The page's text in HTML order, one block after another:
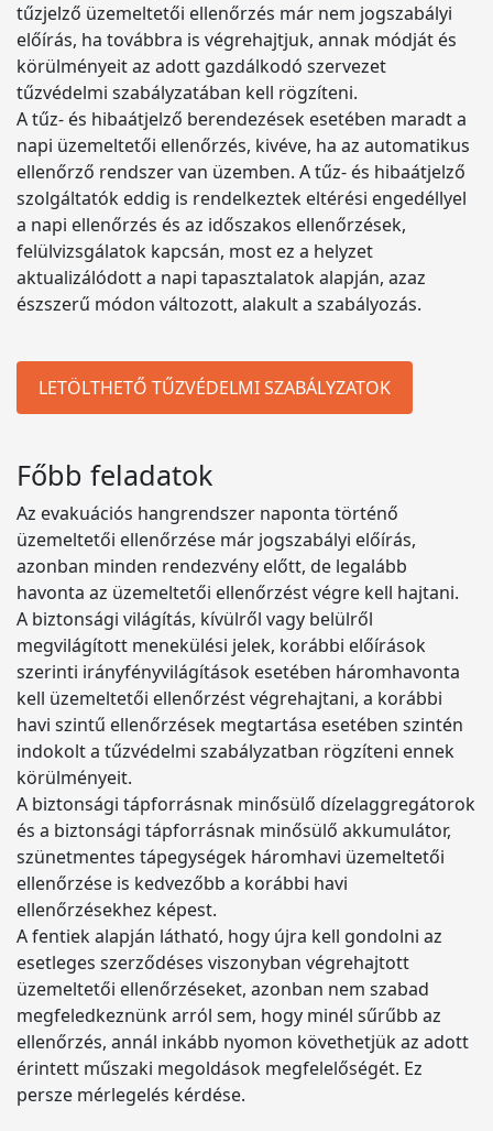
tűzjelző üzemeltetői ellenőrzés már nem jogszabályi
előírás, ha továbbra is végrehajtjuk, annak módját és
körülményeit az adott gazdálkodó szervezet
tűzvédelmi szabályzatában kell rögzíteni.
A tűz- és hibaátjelző berendezések esetében maradt a
napi üzemeltetői ellenőrzés, kivéve, ha az automatikus
ellenőrző rendszer van üzemben. A tűz- és hibaátjelző
szolgáltatók eddig is rendelkeztek eltérési engedéllyel
a napi ellenőrzés és az időszakos ellenőrzések,
felülvizsgálatok kapcsán, most ez a helyzet
aktualizálódott a napi tapasztalatok alapján, azaz
észszerű módon változott, alakult a szabályozás.
LETÖLTHETŐ TŰZVÉDELMI SZABÁLYZATOK
Főbb feladatok
Az evakuációs hangrendszer naponta történő
üzemeltetői ellenőrzése már jogszabályi előírás,
azonban minden rendezvény előtt, de legalább
havonta az üzemeltetői ellenőrzést végre kell hajtani.
A biztonsági világítás, kívülről vagy belülről
megvilágított menekülési jelek, korábbi előírások
szerinti irányfényvilágítások esetében háromhavonta
kell üzemeltetői ellenőrzést végrehajtani, a korábbi
havi szintű ellenőrzések megtartása esetében szintén
indokolt a tűzvédelmi szabályzatban rögzíteni ennek
körülményeit.
A biztonsági tápforrásnak minősülő dízelaggregátorok
és a biztonsági tápforrásnak minősülő akkumulátor,
szünetmentes tápegységek háromhavi üzemeltetői
ellenőrzése is kedvezőbb a korábbi havi
ellenőrzésekhez képest.
A fentiek alapján látható, hogy újra kell gondolni az
esetleges szerződéses viszonyban végrehajtott
üzemeltetői ellenőrzéseket, azonban nem szabad
megfeledkeznünk arról sem, hogy minél sűrűbb az
ellenőrzés, annál inkább nyomon követhetjük az adott
érintett műszaki megoldások megfelelőségét. Ez
persze mérlegelés kérdése.